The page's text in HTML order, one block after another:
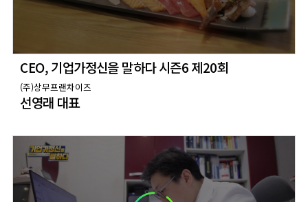
CEO, 기업가정신을 말하다 시즌6 제20회
(주)상무프랜차이즈
선영래 대표